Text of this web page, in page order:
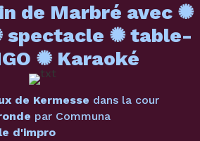
de Marbré avec ✺
spectacle ✺ table-
✺ Karaoké
de Kermesse dans la cour
par Communa
d'impro